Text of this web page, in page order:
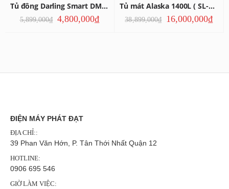
Tủ đông Darling Smart DMF-3799AS
5,899,000₫ 4,800,000₫
Tủ mát Alaska 1400L ( SL-14C3 )
38,899,000₫ 16,000,000₫
ĐIỆN MÁY PHÁT ĐẠT
ĐỊA CHỈ::
39 Phan Văn Hớn, P. Tân Thới Nhất Quận 12
HOTLINE:
0906 695 546
GIỜ LÀM VIỆC: